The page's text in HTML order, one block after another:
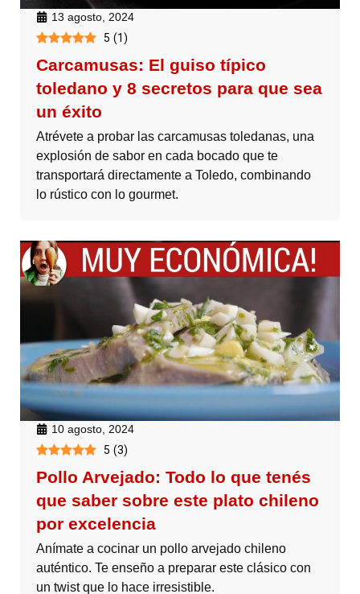
13 agosto, 2024
5 (1)
Carcamusas: El guiso típico
toledano y 8 secretos para que sea
un éxito
Atrévete a probar las carcamusas toledanas, una
explosión de sabor en cada bocado que te
transportará directamente a Toledo, combinando
lo rústico con lo gourmet.
10 agosto, 2024
5 (3)
Pollo Arvejado: Todo lo que tenés
que saber sobre este plato chileno
por excelencia
Anímate a cocinar un pollo arvejado chileno
auténtico. Te enseño a preparar este clásico con
un twist que lo hace irresistible.